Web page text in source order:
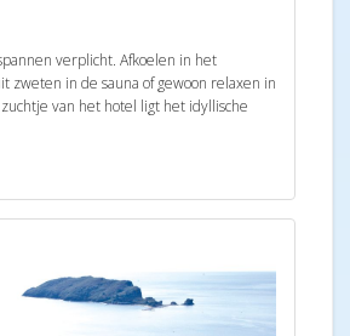
verplicht. Afkoelen in het
zweten in de sauna of gewoon relaxen in
van het hotel ligt het idyllische